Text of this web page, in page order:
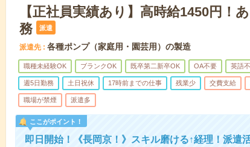
【正社員実績あり】高時給1450円！
務
派遣
派遣先 各種ポンプ（家庭用・園芸用）の製造
職種未経験OK ブランクOK 既卒第二新卒OK OA不要 英語
週5日勤務 土日祝休 17時前までの仕事 残業少 交費支給
職場が禁煙 派遣多
ここがポイント！
即日開始！《長岡京！》スキル磨ける↑経理！派遣